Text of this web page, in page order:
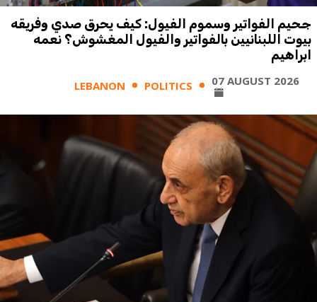
جحيم الفواتير وسموم الفيول: كيف يحرق صدي وفريقه
بيوت اللبنانيين بالفواتير والفيول المغشوش؟ نعمه
ابراهيم
LEBANON POLITICS 07 AUGUST 2026